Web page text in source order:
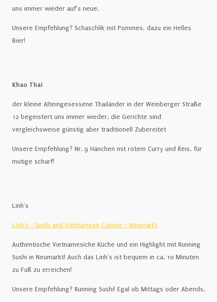
uns immer wieder auf's neue.
Unsere Empfehlung? Schaschlik mit Pommes, dazu ein Helles
Bier!
Khao Thai
der kleine Alteingesessene Thailänder in der Weinberger Straße
12 begeistert uns immer wieder, die Gerichte sind
vergleichsweise günstig aber traditionell Zubereitet
Unsere Empfehlung? Nr. 9 Hänchen mit rotem Curry und Reis, für
mutige scharf!
Linh's
Linh's - Sushi and Vietnamese Cuisine - Neumarkt
Authentische Vietnamesiche Küche und ein Highlight mit Running
Sushi in Neumarkt! Auch das Linh's ist bequem in ca. 10 Minuten
zu Fuß zu erreichen!
Unsere Empfehlung? Running Sushi! Egal ob Mittags oder Abends.